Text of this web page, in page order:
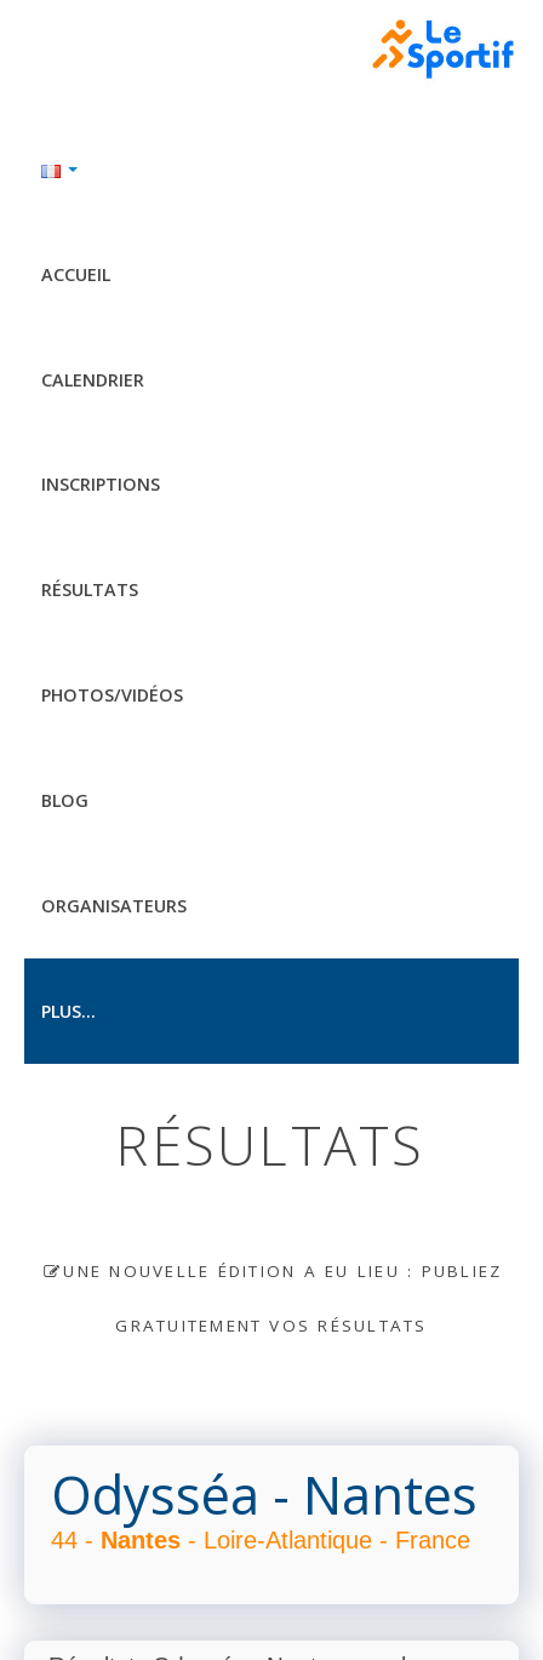
ACCUEIL
CALENDRIER
INSCRIPTIONS
RÉSULTATS
PHOTOS/VIDÉOS
BLOG
ORGANISATEURS
PLUS...
RÉSULTATS
UNE NOUVELLE ÉDITION A EU LIEU : PUBLIEZ
GRATUITEMENT VOS RÉSULTATS
Odysséa - Nantes
44 - Nantes - Loire-Atlantique - France